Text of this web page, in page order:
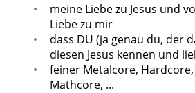
meine Liebe zu Jesus und
Liebe zu mir
dass DU (ja genau du, der
diesen Jesus kennen und
feiner Metalcore,
Mathcore, ...